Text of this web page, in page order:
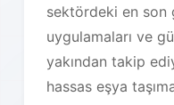
sektördeki en son
uygulamaları ve
yakından takip
hassas eşya